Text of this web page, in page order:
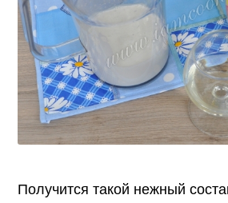
Получится такой нежный